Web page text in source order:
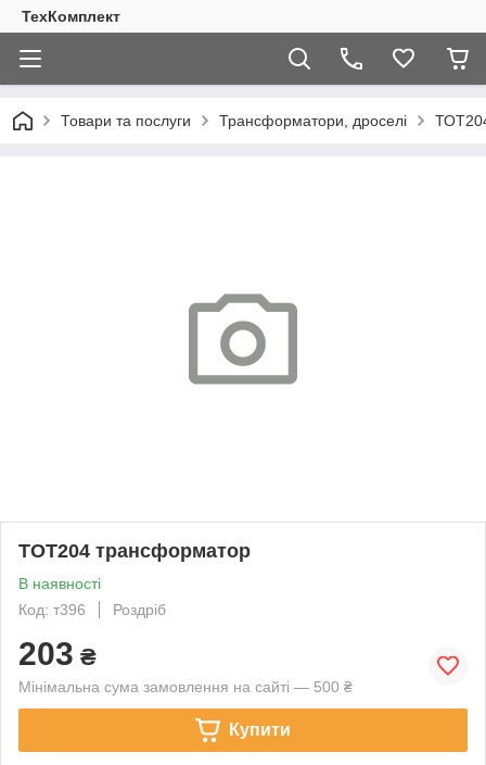
ТехКомплект
Товари та послуги Трансформатори, дроселі
ТОТ204 трансформатор
В наявності
Код: т396
Роздріб
203 ₴
Мінімальна сума замовлення на сайті — 500 ₴
Купити